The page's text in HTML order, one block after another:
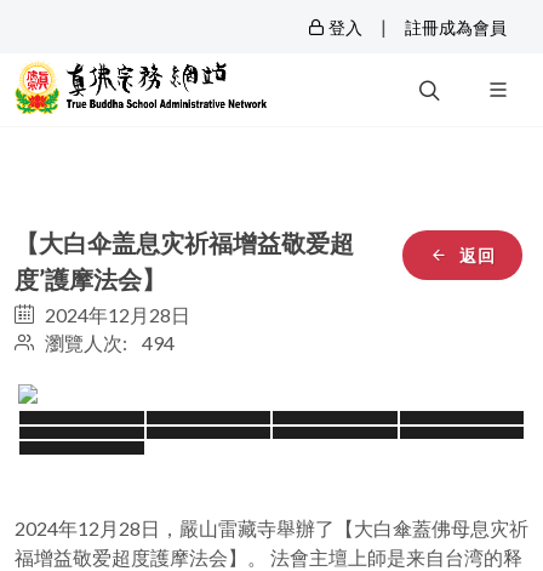
登入 | 註冊成為會員
返回
【大白伞盖息灾祈福增益敬爱超
度’護摩法会】
2024年12月28日
瀏覽人次: 494
2024年12月28日，嚴山雷藏寺舉辦了【大白傘蓋佛母息灾祈
福增益敬爱超度護摩法会】。 法會主壇上師是来自台湾的释